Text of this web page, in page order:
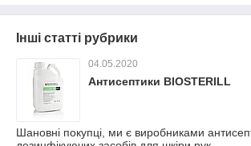
Інші статті рубрики
04.05.2020
Антисептики BIOSTERILL
Шановні покупці, ми є виробниками